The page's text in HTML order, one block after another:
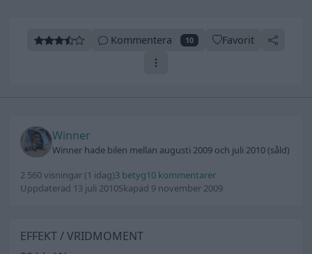
Kommentera 10 Favorit
Winner
Winner hade bilen mellan augusti 2009 och juli 2010 (såld)
2 560 visningar (1 idag)3 betyg10 kommentarer
Uppdaterad 13 juli 2010Skapad 9 november 2009
EFFEKT / VRIDMOMENT